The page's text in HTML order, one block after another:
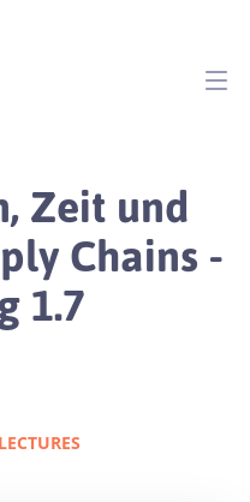
Zeit und
Chains -
1.7